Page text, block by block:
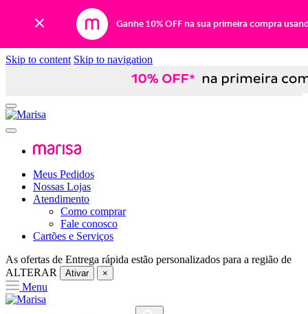
Ganhe 10% OFF na sua primeira compra
Skip to content Skip to navigation
Meus Pedidos
Nossas Lojas
Atendimento
Como comprar
Fale conosco
Cartões e Serviços
As ofertas de Entrega rápida estão personalizados para a região de
ALTERAR
Ativar ×
Menu